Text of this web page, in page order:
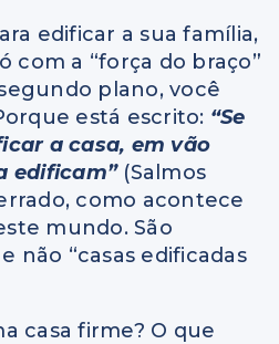
edificar a sua família,
com a “força do braço”
plano, você
está escrito: “Se
a casa, em vão
edificam”(Salmos
como acontece
mundo. São
não “casas edificadas
casa firme? O que